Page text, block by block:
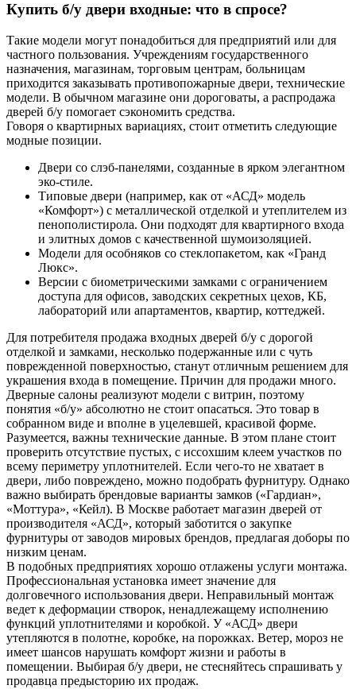
Купить б/у двери входные: что в спросе?
Такие модели могут понадобиться для предприятий или для
частного пользования. Учреждениям государственного
назначения, магазинам, торговым центрам, больницам
приходится заказывать противопожарные двери, технические
модели. В обычном магазине они дороговаты, а распродажа
дверей б/у помогает сэкономить средства.
Говоря о квартирных вариациях, стоит отметить следующие
модные позиции.
Двери со слэб-панелями, созданные в ярком элегантном
эко-стиле.
Типовые двери (например, как от «АСД» модель
«Комфорт») с металлической отделкой и утеплителем из
пенополистирола. Они подходят для квартирного входа
и элитных домов с качественной шумоизоляцией.
Модели для особняков со стеклопакетом, как «Гранд
Люкс».
Версии с биометрическими замками с ограничением
доступа для офисов, заводских секретных цехов, КБ,
лабораторий или апартаментов, квартир, коттеджей.
Для потребителя продажа входных дверей б/у с дорогой
отделкой и замками, несколько подержанные или с чуть
поврежденной поверхностью, станут отличным решением для
украшения входа в помещение. Причин для продажи много.
Дверные салоны реализуют модели с витрин, поэтому
понятия «б/у» абсолютно не стоит опасаться. Это товар в
собранном виде и вполне в уцелевшей, красивой форме.
Разумеется, важны технические данные. В этом плане стоит
проверить отсутствие пустых, с иссохшим клеем участков по
всему периметру уплотнителей. Если чего-то не хватает в
двери, либо повреждено, можно подобрать фурнитуру. Однако
важно выбирать брендовые варианты замков («Гардиан»,
«Моттура», «Кейл). В Москве работает магазин дверей от
производителя «АСД», который заботится о закупке
фурнитуры от заводов мировых брендов, предлагая доборы по
низким ценам.
В подобных предприятиях хорошо отлажены услуги монтажа.
Профессиональная установка имеет значение для
долговечного использования двери. Неправильный монтаж
ведет к деформации створок, ненадлежащему исполнению
функций уплотнителями и коробкой. У «АСД» двери
утепляются в полотне, коробке, на порожках. Ветер, мороз не
имеет шансов нарушать комфорт жизни и работы в
помещении. Выбирая б/у двери, не стесняйтесь спрашивать у
продавца предысторию их продаж.